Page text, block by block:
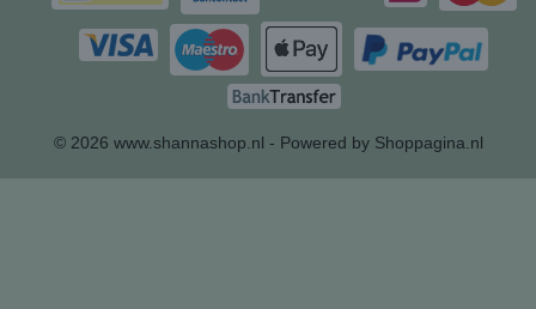
© 2026 www.shannashop.nl - Powered by Shoppagina.nl